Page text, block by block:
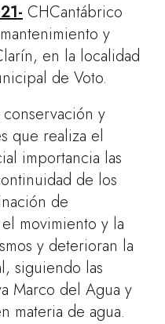
- CHCantábrico
y
en la localidad
de Voto.
y
que realiza el
importancia las
de los
de
movimiento y la
y deterioran la
siguiendo las
Marco del Agua y
materia de agua.